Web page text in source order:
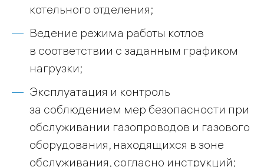
котельного отделения;
Ведение режима работы котлов
в соответствии с заданным графиком
нагрузки;
Эксплуатация и контроль
за соблюдением мер безопасности при
обслуживании газопроводов и газового
оборудования, находящихся в зоне
обслуживания, согласно инструкций;